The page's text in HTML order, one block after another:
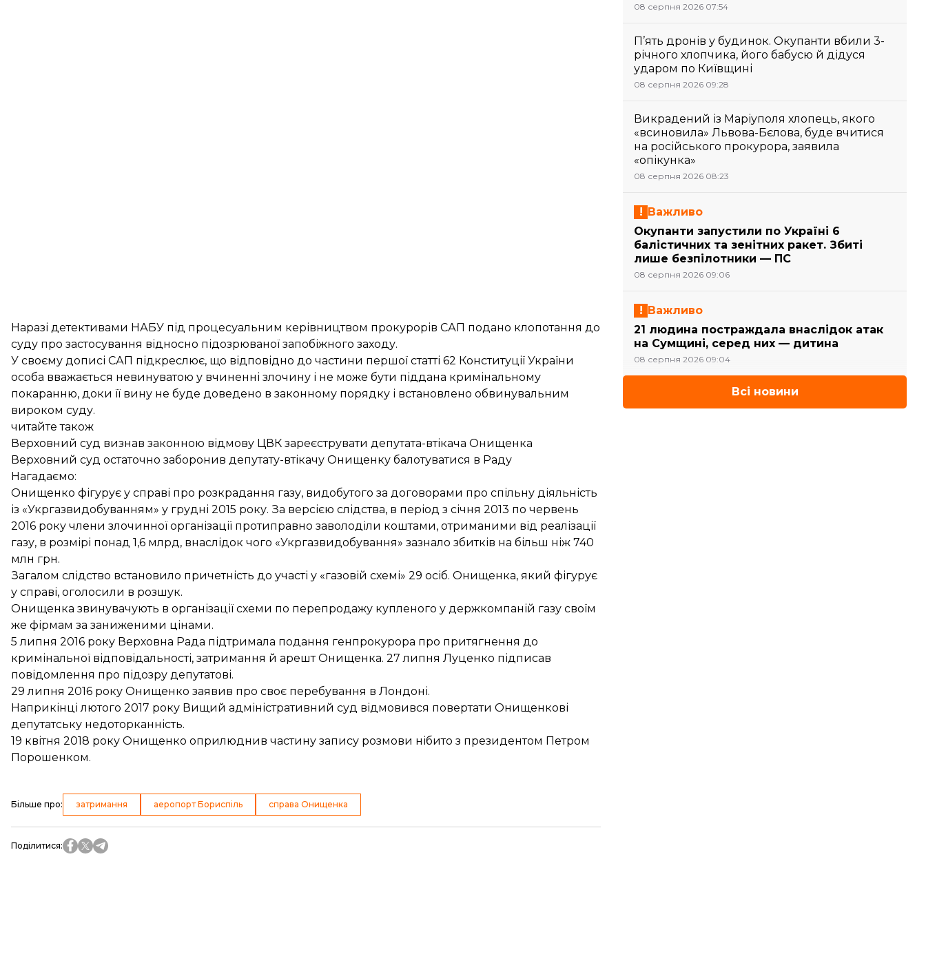
Наразі детективами НАБУ під процесуальним керівництвом прокурорів САП подано клопотання до
суду про застосування відносно підозрюваної запобіжного заходу.
У своєму дописі САП підкреслює, що відповідно до частини першої статті 62 Конституції України
особа вважається невинуватою у вчиненні злочину і не може бути піддана кримінальному
покаранню, доки її вину не буде доведено в законному порядку і встановлено обвинувальним
вироком суду.
читайте також
Верховний суд визнав законною відмову ЦВК зареєструвати депутата-втікача Онищенка
Верховний суд остаточно заборонив депутату-втікачу Онищенку балотуватися в Раду
Нагадаємо:
Онищенко фігурує у справі про розкрадання газу, видобутого за договорами про спільну діяльність
із «Укргазвидобуванням» у грудні 2015 року. За версією слідства, в період з січня 2013 по червень
2016 року члени злочинної організації протиправно заволоділи коштами, отриманими від реалізації
газу, в розмірі понад 1,6 млрд, внаслідок чого «Укргазвидобування» зазнало збитків на більш ніж 740
млн грн.
Загалом слідство встановило причетність до участі у «газовій схемі» 29 осіб. Онищенка, який фігурує
у справі, оголосили в розшук.
Онищенка звинувачують в організації схеми по перепродажу купленого у держкомпаній газу своїм
же фірмам за заниженими цінами.
5 липня 2016 року Верховна Рада підтримала подання генпрокурора про притягнення до
кримінальної відповідальності, затримання й арешт Онищенка. 27 липня Луценко підписав
повідомлення про підозру депутатові.
29 липня 2016 року Онищенко заявив про своє перебування в Лондоні.
Наприкінці лютого 2017 року Вищий адміністративний суд відмовився повертати Онищенкові
депутатську недоторканність.
19 квітня 2018 року Онищенко оприлюднив частину запису розмови нібито з президентом Петром
Порошенком.
Більше про: затримання аеропорт Бориспіль справа Онищенка
Поділитися:
08 серпня 2026 07:54
П’ять дронів у будинок. Окупанти вбили 3-
річного хлопчика, його бабусю й дідуся
ударом по Київщині
08 серпня 2026 09:28
Викрадений із Маріуполя хлопець, якого
«всиновила» Львова-Бєлова, буде вчитися
на російського прокурора, заявила
«опікунка»
08 серпня 2026 08:23
Важливо
Окупанти запустили по Україні 6
балістичних та зенітних ракет. Збиті
лише безпілотники — ПС
08 серпня 2026 09:06
Важливо
21 людина постраждала внаслідок атак
на Сумщині, серед них — дитина
08 серпня 2026 09:04
Всі новини